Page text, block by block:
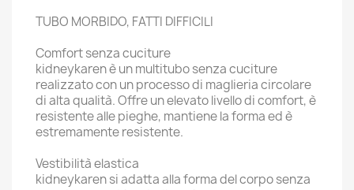
TUBO MORBIDO, FATTI DIFFICILI
Comfort senza cuciture
kidneykaren è un multitubo senza cuciture
realizzato con un processo di maglieria circolare
di alta qualità. Offre un elevato livello di comfort, è
resistente alle pieghe, mantiene la forma ed è
estremamente resistente.
Vestibilità elastica
kidneykaren si adatta alla forma del corpo senza